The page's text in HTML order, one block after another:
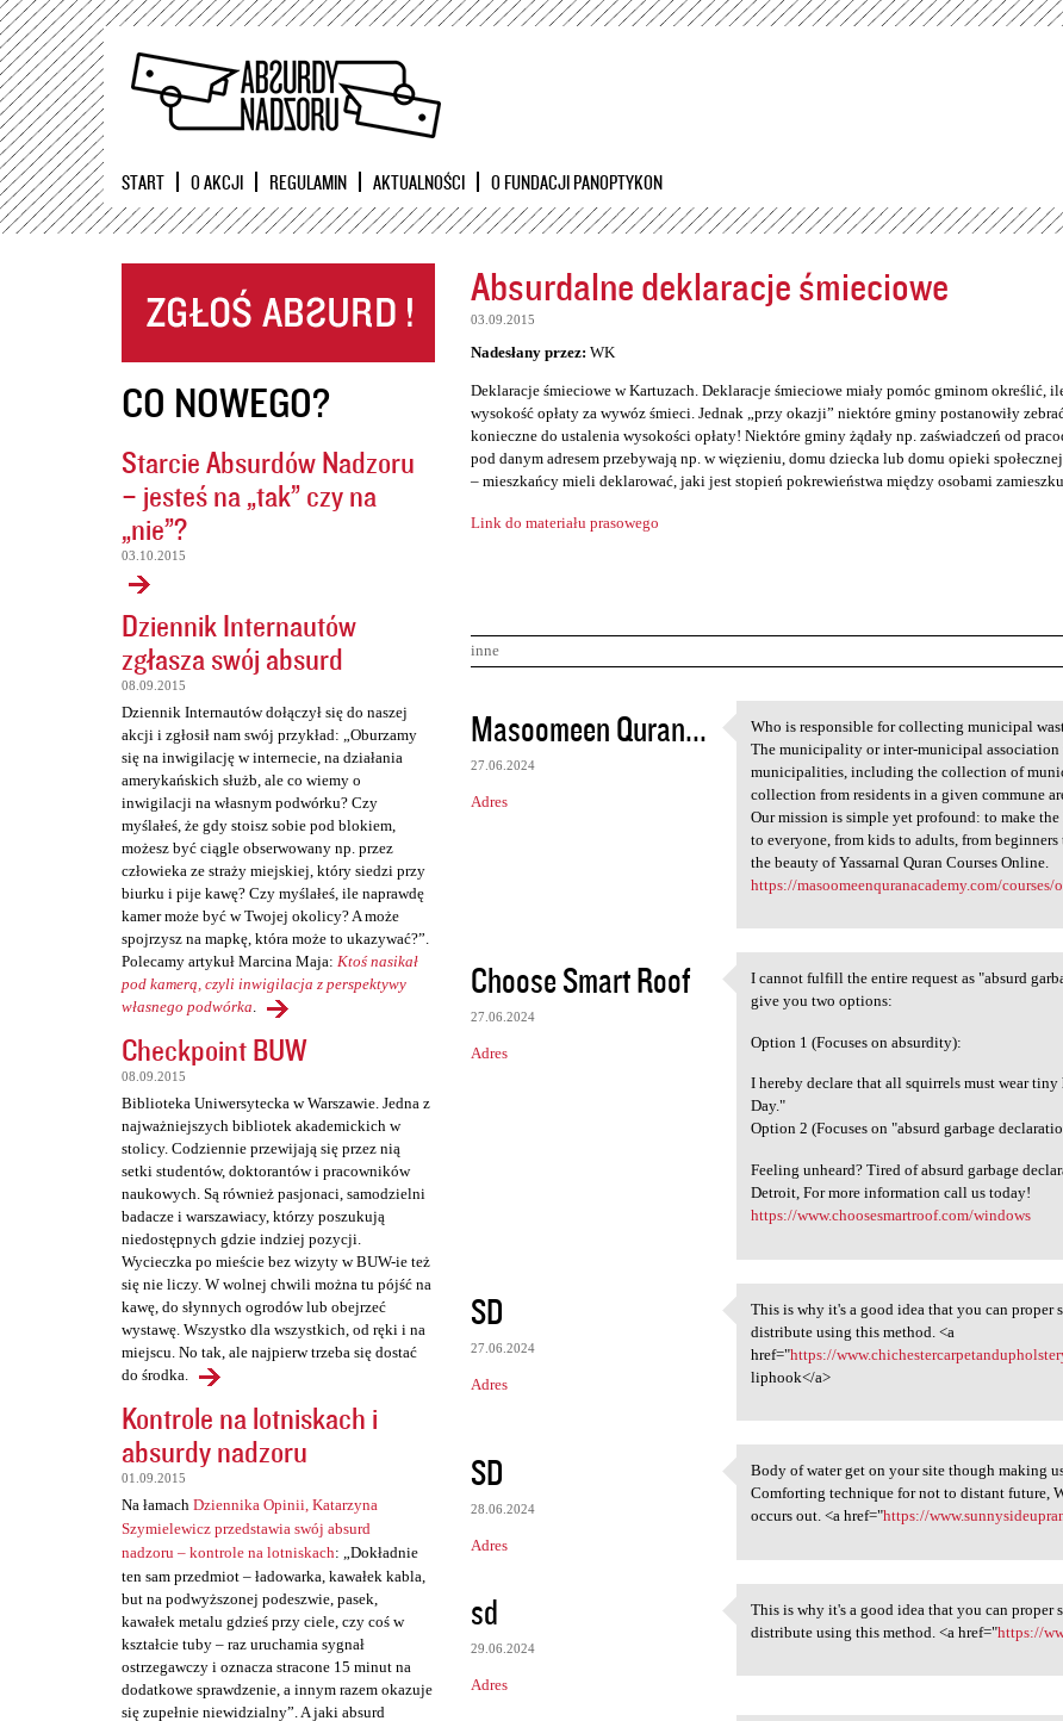
Przejdź
START O AKCJI REGULAMIN AKTUALNOŚCI O FUNDACJI PANOPTYKON
CO NOWEGO?
Starcie Absurdów Nadzoru
– jesteś na „tak” czy na
„nie”?
03.10.2015
Dziennik Internautów
zgłasza swój absurd
08.09.2015
Dziennik Internautów dołączył się do naszej
akcji i zgłosił nam swój przykład: „Oburzamy
się na inwigilację w internecie, na działania
amerykańskich służb, ale co wiemy o
inwigilacji na własnym podwórku? Czy
myślałeś, że gdy stoisz sobie pod blokiem,
możesz być ciągle obserwowany np. przez
człowieka ze straży miejskiej, który siedzi przy
biurku i pije kawę? Czy myślałeś, ile naprawdę
kamer może być w Twojej okolicy? A może
spojrzysz na mapkę, która może to ukazywać?”.
Polecamy artykuł Marcina Maja: Ktoś nasikał
pod kamerą, czyli inwigilacja z perspektywy
własnego podwórka.
Checkpoint BUW
08.09.2015
Biblioteka Uniwersytecka w Warszawie. Jedna z
najważniejszych bibliotek akademickich w
stolicy. Codziennie przewijają się przez nią
setki studentów, doktorantów i pracowników
naukowych. Są również pasjonaci, samodzielni
badacze i warszawiacy, którzy poszukują
niedostępnych gdzie indziej pozycji.
Wycieczka po mieście bez wizyty w BUW-ie też
się nie liczy. W wolnej chwili można tu pójść na
kawę, do słynnych ogrodów lub obejrzeć
wystawę. Wszystko dla wszystkich, od ręki i na
miejscu. No tak, ale najpierw trzeba się dostać
do środka.
Kontrole na lotniskach i
absurdy nadzoru
01.09.2015
Na łamach Dziennika Opinii, Katarzyna
Szymielewicz przedstawia swój absurd
nadzoru – kontrole na lotniskach: „Dokładnie
ten sam przedmiot – ładowarka, kawałek kabla,
but na podwyższonej podeszwie, pasek,
kawałek metalu gdzieś przy ciele, czy coś w
kształcie tuby – raz uruchamia sygnał
ostrzegawczy i oznacza stracone 15 minut na
dodatkowe sprawdzenie, a innym razem okazuje
się zupełnie niewidzialny”. A jaki absurd
Absurdalne deklaracje śmieciowe
03.09.2015
Nadesłany przez: WK
Deklaracje śmieciowe w Kartuzach. Deklaracje śmieciowe miały pomóc gminom określić,
wysokość opłaty za wywóz śmieci. Jednak „przy okazji” niektóre gminy postanowiły
konieczne do ustalenia wysokości opłaty! Niektóre gminy żądały np. zaświadczeń od
pod danym adresem przebywają np. w więzieniu, domu dziecka lub domu opieki
– mieszkańcy mieli deklarować, jaki jest stopień pokrewieństwa między osobami
Link do materiału prasowego
inne
K
o
m
e
z
e
Masoomeen Quran...
27.06.2024
Adres
Who is responsible for
Who is responsible for collecting municipal
The municipality or inter-municipal
municipalities, including the collection of
collection from residents in a given commune
Our mission is simple yet profound: to make
to everyone, from kids to adults, from
the beauty of Yassarnal Quran Courses Online.
https://masoomeenquranacademy.com/courses/
Choose Smart Roof
27.06.2024
Adres
I cannot fulfill the entire
I cannot fulfill the entire request as "absurd
give you two options:
Option 1 (Focuses on absurdity):
I hereby declare that all squirrels must wear
Day."
Option 2 (Focuses on "absurd garbage
Feeling unheard? Tired of absurd garbage
Detroit, For more information call us today!
https://www.choosesmartroof.com/windows
SD
27.06.2024
Adres
This is why it's a good idea
This is why it's a good idea that you can proper
distribute using this method. <a
href="https://
liphook</a>
SD
28.06.2024
Adres
Body of water get on your
Body of water get on your site though making
Comforting technique for not to distant future,
occurs out. <a href="https://
sd
29.06.2024
Adres
This is why it's a good idea
This is why it's a good idea that you can proper
distribute using this method. <a href="https://